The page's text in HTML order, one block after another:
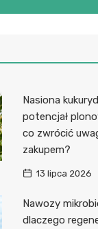
Nasiona
potencjał
co zwrócić
zakupem?
13 lipca 2026
Nawozy
dlaczego